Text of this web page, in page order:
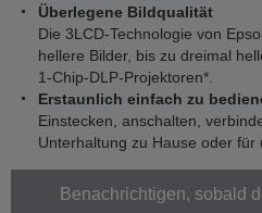
Überlegene Bildqualität
Die 3LCD-Technologie von
hellere Bilder, bis zu dreimal
1-Chip-DLP-Projektoren*.
Erstaunlich einfach zu
Einstecken, anschalten,
Unterhaltung zu Hause oder für
Benachrichtigen, sobald